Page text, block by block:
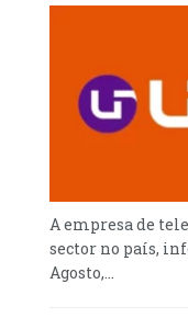
A empresa de
sector no país,
Agosto,...